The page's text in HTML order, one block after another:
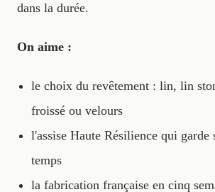
dans la durée.
On aime :
le choix du revêtement : lin, lin
froissé ou velours
l'assise Haute Résilience qui garde
temps
la fabrication française en cinq